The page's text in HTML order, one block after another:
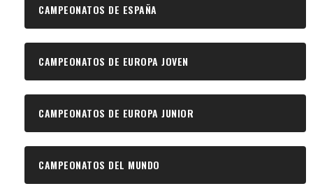
CAMPEONATOS DE ESPAÑA
CAMPEONATOS DE EUROPA JOVEN
CAMPEONATOS DE EUROPA JUNIOR
CAMPEONATOS DEL MUNDO